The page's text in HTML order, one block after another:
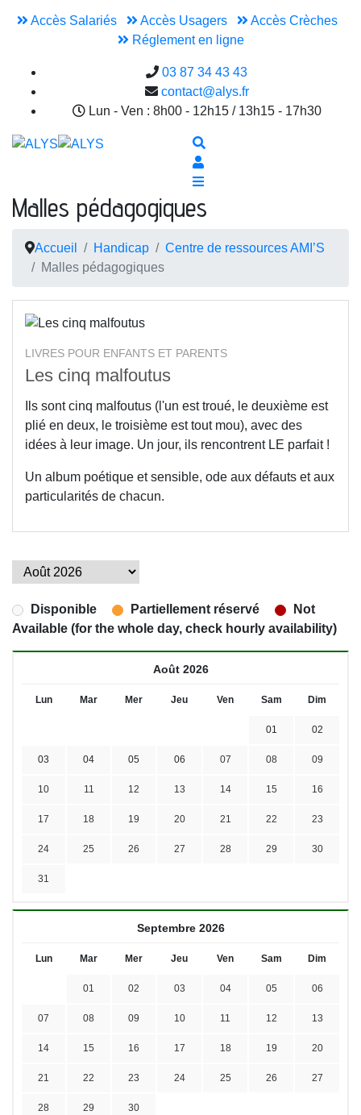
Accès Salariés Accès Usagers
Accès Crèches
Réglement en ligne
03 87 34 43 43
contact@alys.fr
Lun - Ven : 8h00 - 12h15 / 13h15 - 17h30
Malles pédagogiques
Accueil Handicap
Centre de ressources AMI’S
Malles pédagogiques
LIVRES POUR ENFANTS ET PARENTS
Les cinq malfoutus
Ils sont cinq malfoutus (l'un est troué, le deuxième est
plié en deux, le troisième est tout mou), avec des
idées à leur image. Un jour, ils rencontrent LE parfait !
Un album poétique et sensible, ode aux défauts et aux
particularités de chacun.
Disponible Partiellement réservé
Not
Available (for the whole day, check hourly availability)
Août 2026
Lun Mar Mer Jeu Ven Sam Dim
01 02
03 04 05 06 07 08 09
10 11 12 13 14 15 16
17 18 19 20 21 22 23
24 25 26 27 28 29 30
31
Septembre 2026
Lun Mar Mer Jeu Ven Sam Dim
01 02 03 04 05 06
07 08 09 10 11 12 13
14 15 16 17 18 19 20
21 22 23 24 25 26 27
28 29 30